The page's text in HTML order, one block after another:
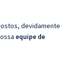
devidamente
equipe de